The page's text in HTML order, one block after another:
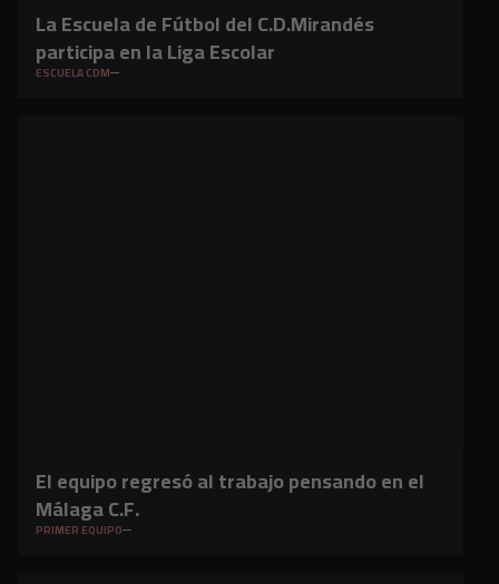
La Escuela de Fútbol del C.D.Mirandés
participa en la Liga Escolar
ESCUELA CDM
El equipo regresó al trabajo pensando en el
Málaga C.F.
PRIMER EQUIPO